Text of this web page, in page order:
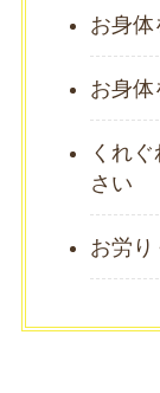
お身体
お身体
くれ
さい
お労り